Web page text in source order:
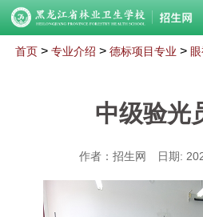
首页> 专业介绍 > 德标项目专业 >
中级验光
作者：招生网 日期: